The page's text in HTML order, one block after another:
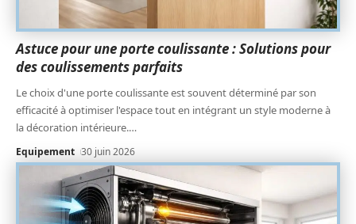
Astuce pour une porte coulissante : Solutions pour
des coulissements parfaits
Le choix d'une porte coulissante est souvent déterminé par son
efficacité à optimiser l'espace tout en intégrant un style moderne à
la décoration intérieure.…
Equipement 30 juin 2026